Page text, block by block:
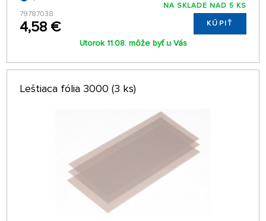
79787038
4,58 €
NA SKLADE NAD 5 KS
KÚPIŤ
Utorok 11.08. môže byť u Vás
Leštiaca fólia 3000 (3 ks)